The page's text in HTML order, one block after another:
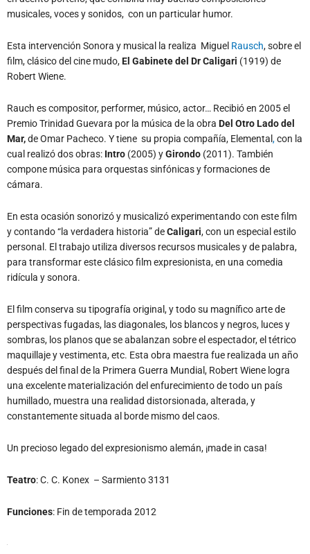
musicales, voces y sonidos, con un particular humor.
Esta intervención Sonora y musical la realiza Miguel Rausch, sobre el
film, clásico del cine mudo,El Gabinete del Dr Caligari (1919) de
Robert Wiene.
Rauch es compositor, performer, músico, actor… Recibió en 2005 el
Premio Trinidad Guevara por la música de la obra Del Otro Lado del
Mar,de Omar Pacheco. Y tiene su propia compañía, Elemental ,con la
cual realizó dos obras: Intro (2005) yGirondo (2011). También
compone música para orquestas sinfónicas y formaciones de
cámara.
En esta ocasión sonorizó y musicalizó experimentando con este film
y contando “la verdadera historia” deCaligari, con un especial estilo
personal. El trabajo utiliza diversos recursos musicales y de palabra,
para transformar este clásico film expresionista, en una comedia
ridícula y sonora.
El film conserva su tipografía original, y todo su magnífico arte de
perspectivas fugadas, las diagonales, los blancos y negros, luces y
sombras, los planos que se abalanzan sobre el espectador, el tétrico
maquillaje y vestimenta, etc. Esta obra maestra fue realizada un año
después del final de la Primera Guerra Mundial, Robert Wiene logra
una excelente materialización del enfurecimiento de todo un país
humillado, muestra una realidad distorsionada, alterada, y
constantemente situada al borde mismo del caos.
Un precioso legado del expresionismo alemán, ¡made in casa!
Teatro: C. C. Konex – Sarmiento 3131
Funciones: Fin de temporada 2012